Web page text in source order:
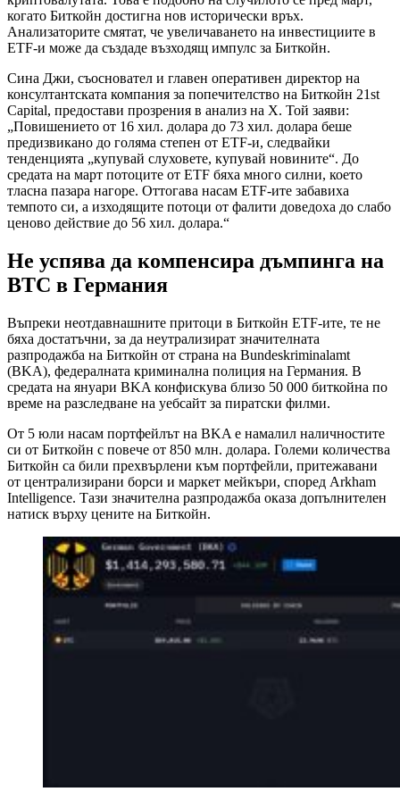
когато Биткойн достигна нов исторически връх.
Анализаторите смятат, че увеличаването на инвестициите в
ETF-и може да създаде възходящ импулс за Биткойн.
Сина Джи, съосновател и главен оперативен директор на
консултантската компания за попечителство на Биткойн 21st
Capital, предостави прозрения в анализ на X. Той заяви:
„Повишението от 16 хил. долара до 73 хил. долара беше
предизвикано до голяма степен от ETF-и, следвайки
тенденцията „купувай слуховете, купувай новините“. До
средата на март потоците от ETF бяха много силни, което
тласна пазара нагоре. Оттогава насам ETF-ите забавиха
темпото си, а изходящите потоци от фалити доведоха до слабо
ценово действие до 56 хил. долара.“
Не успява да компенсира дъмпинга на
BTC в Германия
Въпреки неотдавнашните притоци в Биткойн ETF-ите, те не
бяха достатъчни, за да неутрализират значителната
разпродажба на Биткойн от страна на Bundeskriminalamt
(BKA), федералната криминална полиция на Германия. В
средата на януари BKA конфискува близо 50 000 биткойна по
време на разследване на уебсайт за пиратски филми.
От 5 юли насам портфейлът на BKA е намалил наличностите
си от Биткойн с повече от 850 млн. долара. Големи количества
Биткойн са били прехвърлени към портфейли, притежавани
от централизирани борси и маркет мейкъри, според Arkham
Intelligence. Тази значителна разпродажба оказа допълнителен
натиск върху цените на Биткойн.